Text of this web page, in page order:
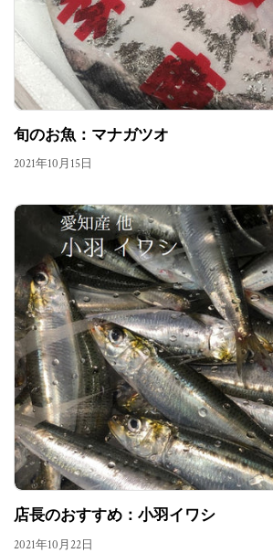
旬のお魚：マナガツオ
2021年10月15日
店長のおすすめ：小羽イワシ
2021年10月22日